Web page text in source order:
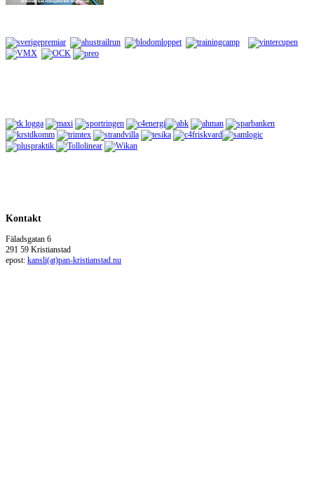
Kontakt
Fäladsgatan 6
291 59 Kristianstad
epost: kansli(at)pan-kristianstad.nu